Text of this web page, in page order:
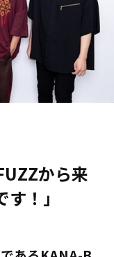
から来
！」